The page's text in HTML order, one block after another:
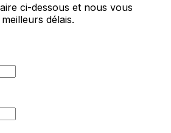
ci-dessous et nous vous
délais.